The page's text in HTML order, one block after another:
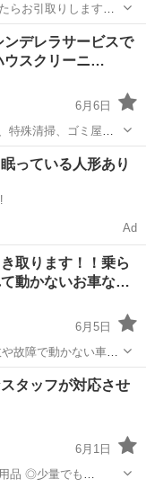
らお引取りします！
くしませんか？ バッ
？ お気軽にメッセージ下さい☺️
バッテリー
デレラサービスで
ウスクリーニ…
6月6日
相
片付け
っている人形あり
Ad
取ります！！乗ら
動かないお車な…
6月5日
故障で動かない車を
！ 早急に車を売却し
廃車
タッフが対応させ
6月1日
も